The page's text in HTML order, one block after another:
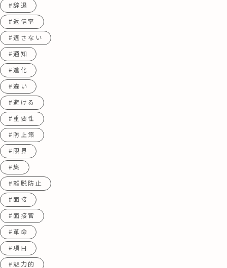
#辞退
#返信率
#逃さない
#通知
#進化
#違い
#避ける
#重要性
#防止策
#限界
#集
#離脱防止
#面接
#面接官
#革命
#項目
#魅力的